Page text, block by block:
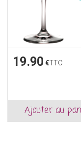
19.90 €TTC
Ajouter au